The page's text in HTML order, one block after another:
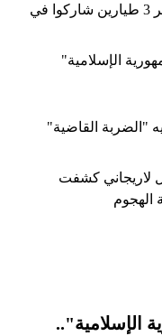
مساعد القوة الجوية الإيرانية: مصير 3 طيارين شاركوا في
الإسلامية"
"الضربة القاضية"
لاريجاني كشفت
الهجوم
الإسلامية"..